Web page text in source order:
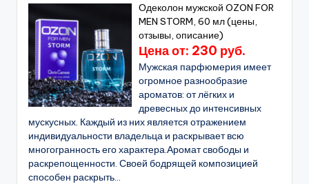
Одеколон мужской OZON FOR
MEN STORM, 60 мл (цены,
отзывы, описание)
Цена от: 230 руб.
Мужская парфюмерия имеет
огромное разнообразие
ароматов: от лёгких и
древесных до интенсивных
мускусных. Каждый из них является отражением
индивидуальности владельца и раскрывает всю
многогранность его характера.Аромат свободы и
раскрепощенности. Своей бодрящей композицией
способен раскрыть...